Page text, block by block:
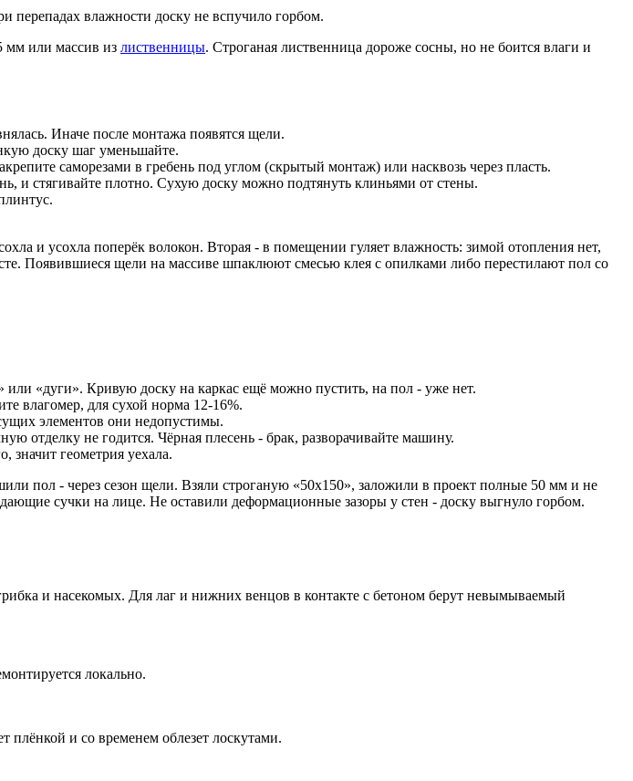
перепадах влажности доску не вспучило горбом.
мм или массив из лиственницы. Строганая лиственница дороже сосны, но не боится влаги и
Иначе после монтажа появятся щели.
доску шаг уменьшайте.
саморезами в гребень под углом (скрытый монтаж) или насквозь через пласть.
и стягивайте плотно. Сухую доску можно подтянуть клиньями от стены.
и усохла поперёк волокон. Вторая - в помещении гуляет влажность: зимой отопления нет,
Появившиеся щели на массиве шпаклюют смесью клея с опилками либо перестилают пол со
«дуги». Кривую доску на каркас ещё можно пустить, на пол - уже нет.
влагомер, для сухой норма 12-16%.
элементов они недопустимы.
отделку не годится. Чёрная плесень - брак, разворачивайте машину.
значит геометрия уехала.
пол - через сезон щели. Взяли строганую «50х150», заложили в проект полные 50 мм и не
сучки на лице. Не оставили деформационные зазоры у стен - доску выгнуло горбом.
и насекомых. Для лаг и нижних венцов в контакте с бетоном берут невымываемый
локально.
плёнкой и со временем облезет лоскутами.